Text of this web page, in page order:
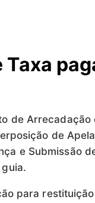
de
de
e Submissão
para